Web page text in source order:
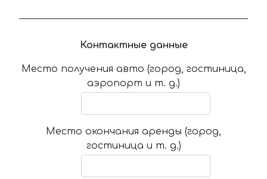
Контактные данные
Место получения авто (город, гостиница,
аэропорт и т. д.)
Место окончания аренды (город,
гостиница и т. д.)